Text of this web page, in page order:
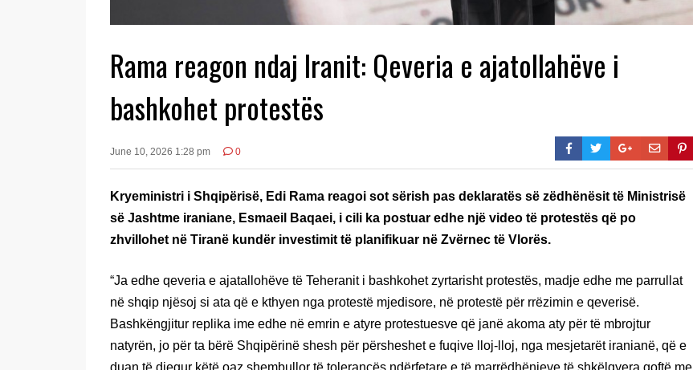
Rama reagon ndaj Iranit: Qeveria e ajatollahëve i
bashkohet protestës
June 10, 2026 1:28 pm 0
Kryeministri i Shqipërisë, Edi Rama reagoi sot sërish pas deklaratës së zëdhënësit të Ministrisë
së Jashtme iraniane, Esmaeil Baqaei, i cili ka postuar edhe një video të protestës që po
zhvillohet në Tiranë kundër investimit të planifikuar në Zvërnec të Vlorës.
“Ja edhe qeveria e ajatallohëve të Teheranit i bashkohet zyrtarisht protestës, madje edhe me parrullat
në shqip njësoj si ata që e kthyen nga protestë mjedisore, në protestë për rrëzimin e qeverisë.
Bashkëngjitur replika ime edhe në emrin e atyre protestuesve që janë akoma aty për të mbrojtur
natyrën, jo për ta bërë Shqipërinë shesh për përsheshet e fuqive lloj-lloj, nga mesjetarët iranianë, që e
duan të djegur këtë oaz shembullor të tolerancës ndërfetare e të marrëdhënieve të shkëlqyera qoftë me